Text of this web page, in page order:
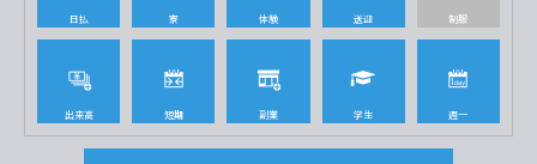
日払 寮 体験 送迎 制服
出来高 短期 副業 学生 週一